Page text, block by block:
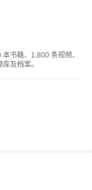
书籍、1,800 条视频、
及档案。